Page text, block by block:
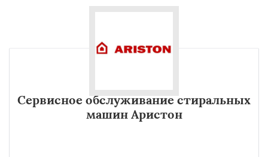
Сервисное обслуживание стиральных
машин Аристон